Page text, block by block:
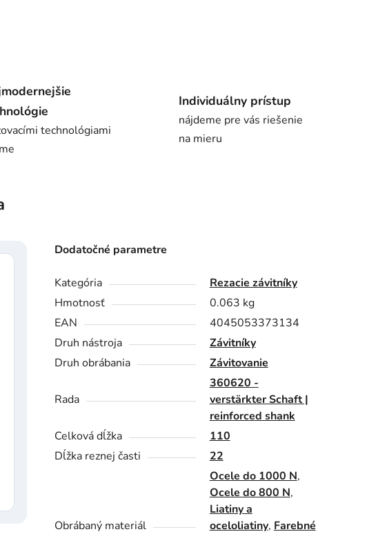
technológiami
Individuálny prístup
nájdeme pre vás riešenie
na mieru
Dodatočné parametre
Kategória
Rezacie závitníky
Hmotnosť
0.063 kg
EAN
4045053373134
Druh nástroja
Závitníky
Druh obrábania
Závitovanie
Rada
360620 -
verstärkter Schaft |
reinforced shank
Celková dĺžka
110
Dĺžka reznej časti
22
Obrábaný materiál
Ocele do 1000 N,
Ocele do 800 N,
Liatiny a
oceloliatiny, Farebné